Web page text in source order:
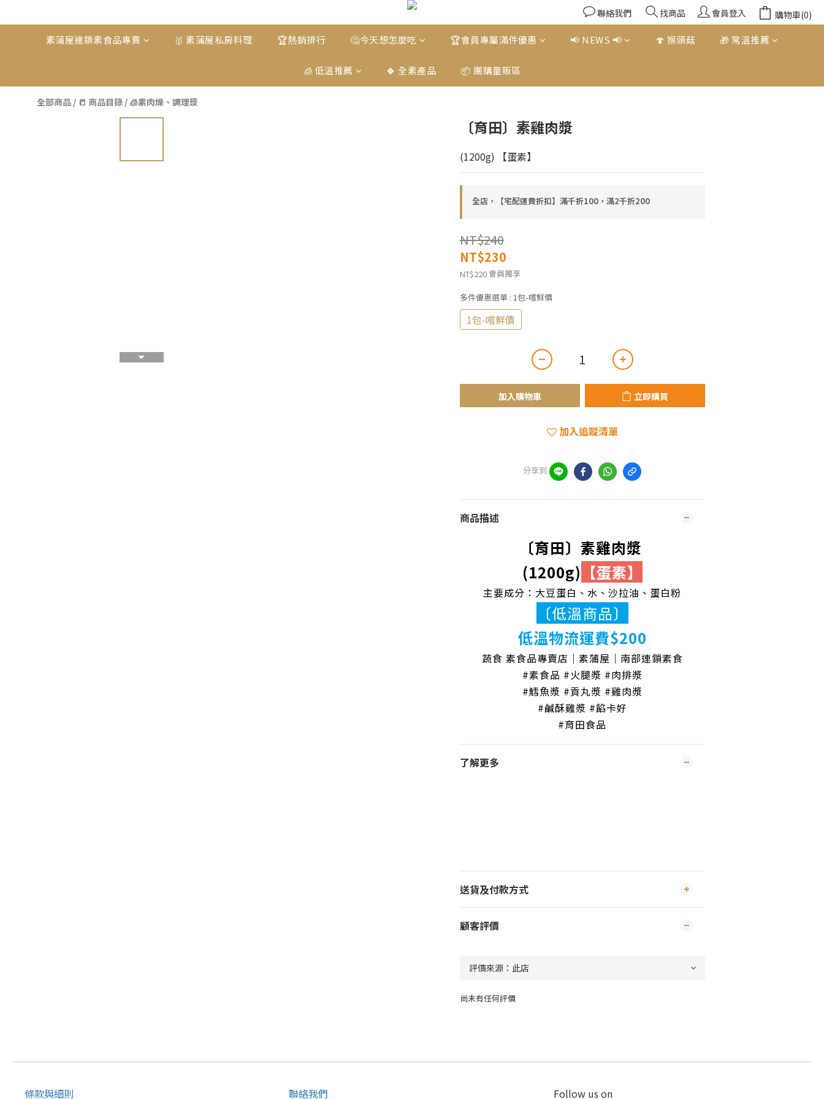
聯絡我們 找商品 會員登入 購物車(0)
素蒲屋連鎖素食品專賣 🥇 素蒲屋私房料理 🏆熱銷排行 🤔今天想怎麼吃 🏆會員專屬滿件優惠 📢 NEWS 📢 🍄 猴頭菇 🎁 常溫推薦
🧊 低溫推薦 🍀 全素產品 📦 團購量販區
全部商品 / 📒 商品目錄 / 🧊素肉燥、調理漿
〔育田〕素雞肉漿
(1200g) 【蛋素】
全店，【宅配運費折扣】滿千折100，滿2千折200
NT$240
NT$230
NT$220會員獨享
多件優惠選單 : 1包-嚐鮮價
1包-嚐鮮價
加入購物車 立即購買
加入追蹤清單
分享到
商品描述
〔育田〕素雞肉漿
(1200g) 【蛋素】
主要成分：大豆蛋白、水、沙拉油、蛋白粉
〔低溫商品〕
低溫物流運費$200
蔬食 素食品專賣店｜素蒲屋｜南部連鎖素食
#素食品 #火腿漿 #肉排漿
#鱈魚漿 #貢丸漿 #雞肉漿
#鹹酥雞漿 #餡卡好
#育田食品
了解更多
送貨及付款方式
顧客評價
尚未有任何評價
條款與細則 聯絡我們 Follow us on